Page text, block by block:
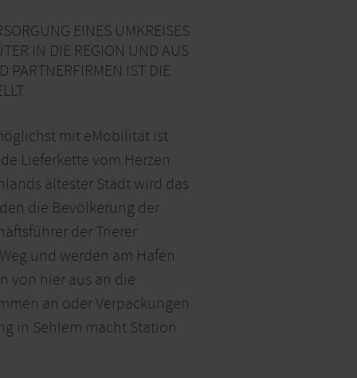
EINES UMKREISES
IN DIE REGION UND AUS
PARTNERFIRMEN IST DIE
mit eMobilität ist
Lieferkette vom Herzen
ältester Stadt wird das
die Bevölkerung der
der Trierer
und werden am Hafen
von hier aus an die
an oder Verpackungen
in Sehlem macht Station